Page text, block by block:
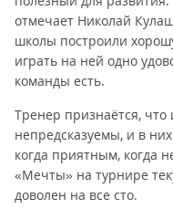
отмечает Николай
школы построили
играть на ней одно
команды есть.
Тренер признаётся,
непредсказуемы, и в
когда приятным, когда
«Мечты» на турнире
доволен на все сто.